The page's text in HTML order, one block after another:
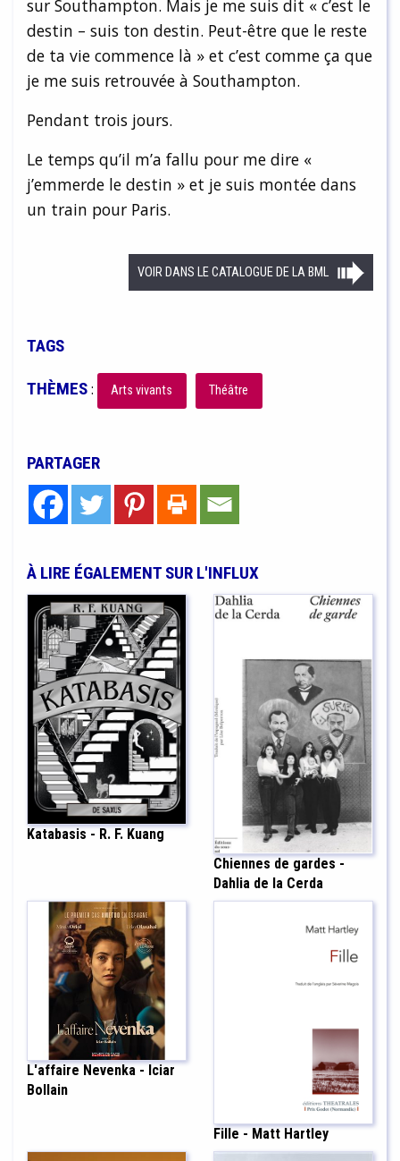
sur Southampton. Mais je me suis dit « c’est le
destin – suis ton destin. Peut-être que le reste
de ta vie commence là » et c’est comme ça que
je me suis retrouvée à Southampton.
Pendant trois jours.
Le temps qu’il m’a fallu pour me dire «
j’emmerde le destin » et je suis montée dans
un train pour Paris.
VOIR DANS LE CATALOGUE DE LA BML
TAGS
THÈMES: Arts vivants Théâtre
PARTAGER
À LIRE ÉGALEMENT SUR L'INFLUX
Katabasis - R. F. Kuang
Chiennes de gardes -
Dahlia de la Cerda
L'affaire Nevenka - Iciar
Bollain
Fille - Matt Hartley